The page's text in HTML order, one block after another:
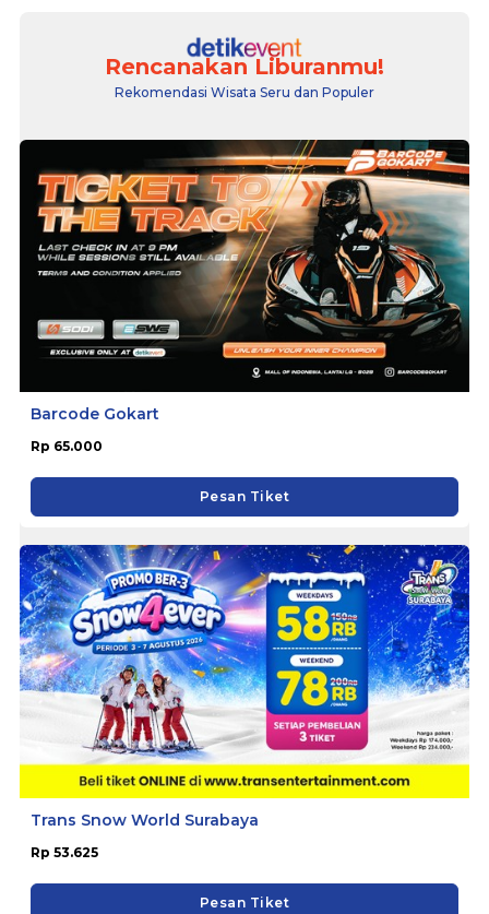
Rencanakan Liburanmu!
Rekomendasi Wisata Seru dan Populer
Barcode Gokart
Rp 65.000
Pesan Tiket
Trans Snow World Surabaya
Rp 53.625
Pesan Tiket